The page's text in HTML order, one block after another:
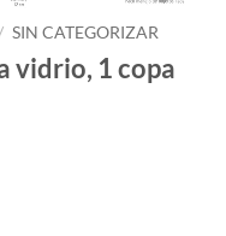
/ SIN CATEGORIZAR
vidrio, 1 copa